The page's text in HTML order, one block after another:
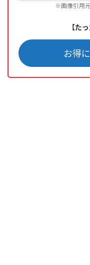
※画像引用元
【た
お得